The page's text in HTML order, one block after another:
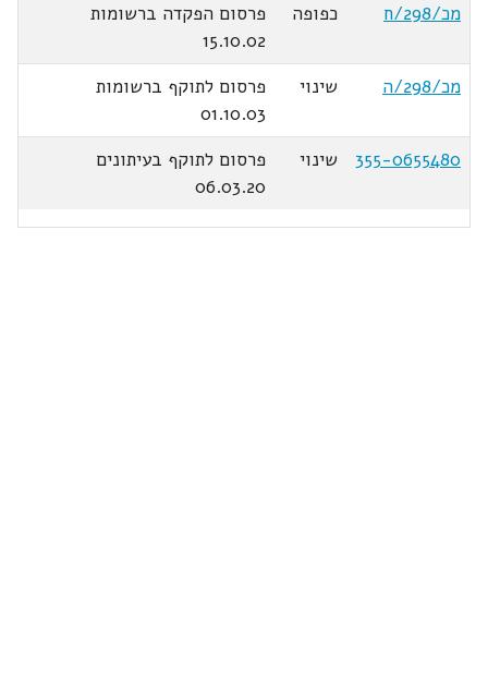
מכ/298/ח
כפופה
פרסום הפקדה ברשומות
15.10.02
מכ/298/ה
שינוי
פרסום לתוקף ברשומות
01.10.03
355-0655480
שינוי
פרסום לתוקף בעיתונים
06.03.20